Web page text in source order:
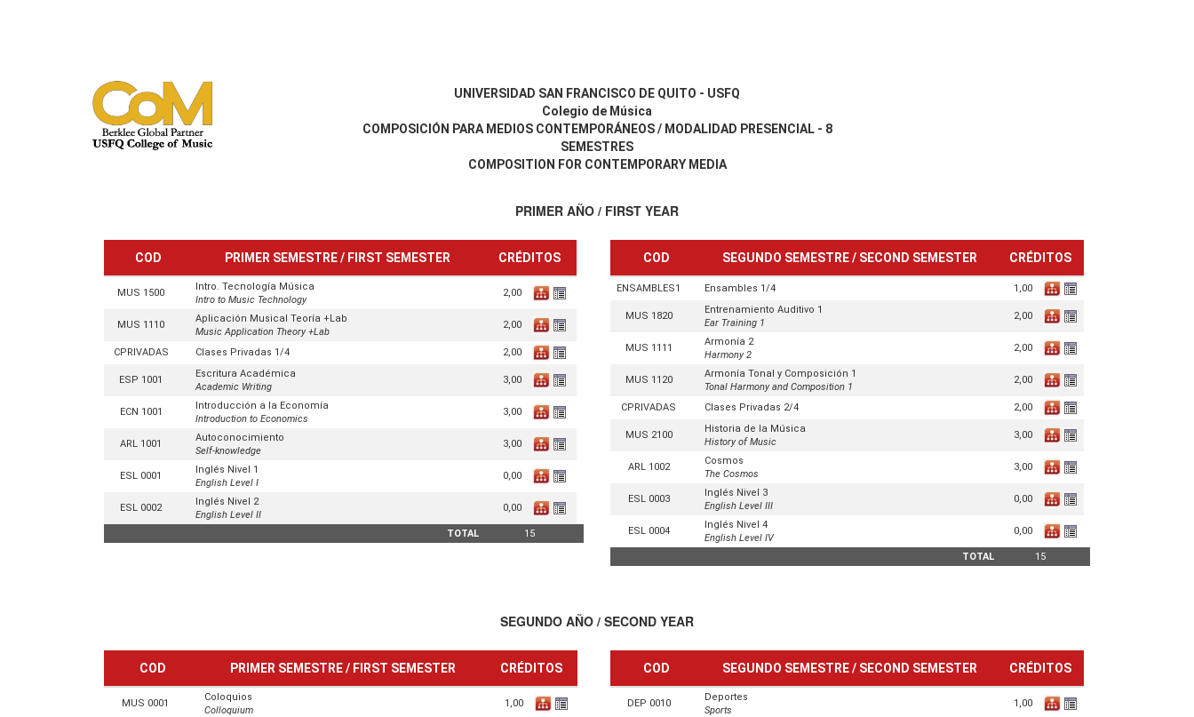
UNIVERSIDAD SAN FRANCISCO DE QUITO - USFQ
Colegio de Música
COMPOSICIÓN PARA MEDIOS CONTEMPORÁNEOS / MODALIDAD PRESENCIAL - 8
SEMESTRES
COMPOSITION FOR CONTEMPORARY MEDIA
PRIMER AÑO / FIRST YEAR
COD PRIMER SEMESTRE / FIRST SEMESTER CRÉDITOS
MUS 1500
Intro. Tecnología Música
Intro to Music Technology
2,00
MUS 1110
Aplicación Musical Teoría +Lab
Music Application Theory +Lab
2,00
CPRIVADAS Clases Privadas 1/4 2,00
ESP 1001
Escritura Académica
Academic Writing
3,00
ECN 1001
Introducción a la Economía
Introduction to Economics
3,00
ARL 1001
Autoconocimiento
Self-knowledge
3,00
ESL 0001
Inglés Nivel 1
English Level I
0,00
ESL 0002
Inglés Nivel 2
English Level II
0,00
TOTAL 15
COD SEGUNDO SEMESTRE / SECOND SEMESTER CRÉDITOS
ENSAMBLES1 Ensambles 1/4 1,00
MUS 1820
Entrenamiento Auditivo 1
Ear Training 1
2,00
MUS 1111
Armonía 2
Harmony 2
2,00
MUS 1120
Armonía Tonal y Composición 1
Tonal Harmony and Composition 1
2,00
CPRIVADAS Clases Privadas 2/4 2,00
MUS 2100
Historia de la Música
History of Music
3,00
ARL 1002
Cosmos
The Cosmos
3,00
ESL 0003
Inglés Nivel 3
English Level III
0,00
ESL 0004
Inglés Nivel 4
English Level IV
0,00
TOTAL 15
SEGUNDO AÑO / SECOND YEAR
COD PRIMER SEMESTRE / FIRST SEMESTER CRÉDITOS
MUS 0001
Coloquios
Colloquium
1,00
COD SEGUNDO SEMESTRE / SECOND SEMESTER CRÉDITOS
DEP 0010
Deportes
Sports
1,00